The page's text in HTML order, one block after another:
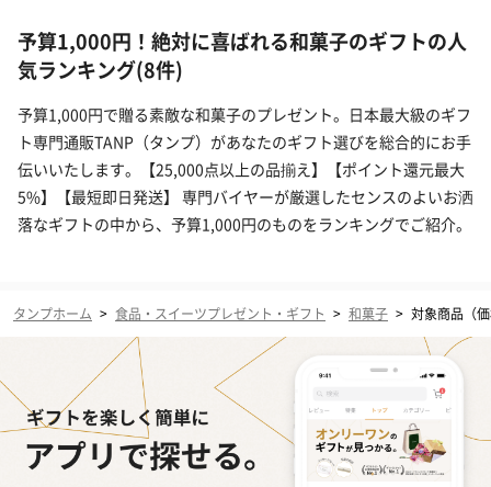
予算1,000円！絶対に喜ばれる和菓子のギフトの人
気ランキング(8件)
予算1,000円で贈る素敵な和菓子のプレゼント。日本最大級のギフ
ト専門通販TANP（タンプ）があなたのギフト選びを総合的にお手
伝いいたします。【25,000点以上の品揃え】【ポイント還元最大
5%】【最短即日発送】 専門バイヤーが厳選したセンスのよいお洒
落なギフトの中から、予算1,000円のものをランキングでご紹介。
タンプホーム > 食品・スイーツプレゼント・ギフト > 和菓子 > 対象商品（